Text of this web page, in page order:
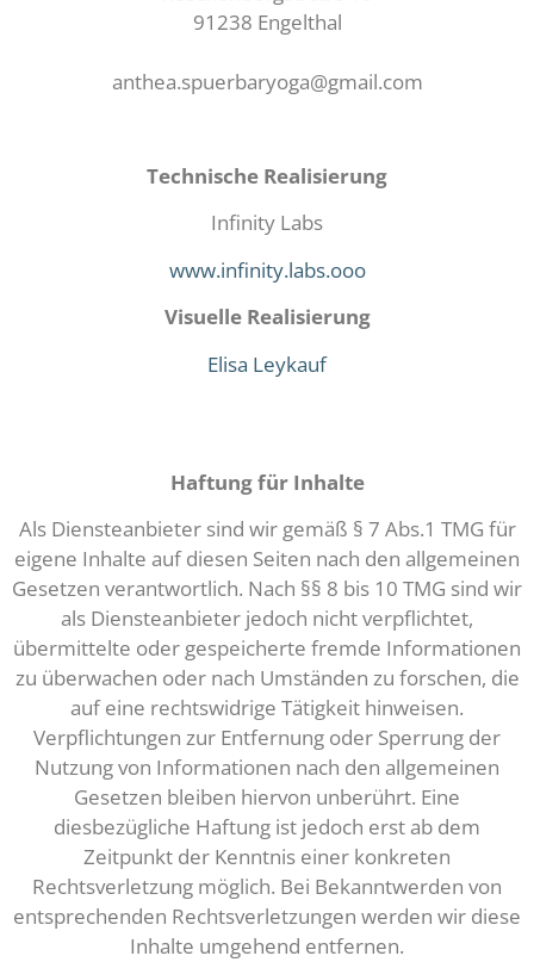
91238 Engelthal
anthea.spuerbaryoga@gmail.com
Technische Realisierung
Infinity Labs
www.infinity.labs.ooo
Visuelle Realisierung
Elisa Leykauf
Haftung für Inhalte
Als Diensteanbieter sind wir gemäß § 7 Abs.1 TMG für
eigene Inhalte auf diesen Seiten nach den allgemeinen
Gesetzen verantwortlich. Nach §§ 8 bis 10 TMG sind wir
als Diensteanbieter jedoch nicht verpflichtet,
übermittelte oder gespeicherte fremde Informationen
zu überwachen oder nach Umständen zu forschen, die
auf eine rechtswidrige Tätigkeit hinweisen.
Verpflichtungen zur Entfernung oder Sperrung der
Nutzung von Informationen nach den allgemeinen
Gesetzen bleiben hiervon unberührt. Eine
diesbezügliche Haftung ist jedoch erst ab dem
Zeitpunkt der Kenntnis einer konkreten
Rechtsverletzung möglich. Bei Bekanntwerden von
entsprechenden Rechtsverletzungen werden wir diese
Inhalte umgehend entfernen.